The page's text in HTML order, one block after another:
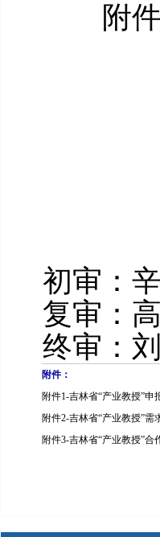
附件
2.吉
3.吉
初审：
复审：
终审：
附件：
附件1-吉林省“产业教授”申
附件2-吉林省“产业教授”需
附件3-吉林省“产业教授”合